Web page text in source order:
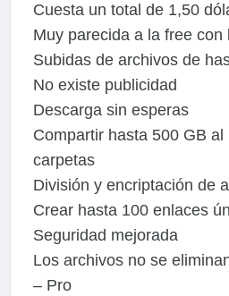
Cuesta un total de 1,50
Muy parecida a la free con
Subidas de archivos de
No existe publicidad
Descarga sin esperas
Compartir hasta 500 GB
carpetas
División y encriptación de
Crear hasta 100 enlaces
Seguridad mejorada
Los archivos no se
– Pro